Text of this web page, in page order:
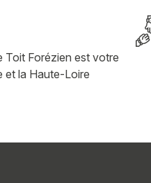
Toit Forézien est votre
et la Haute-Loire